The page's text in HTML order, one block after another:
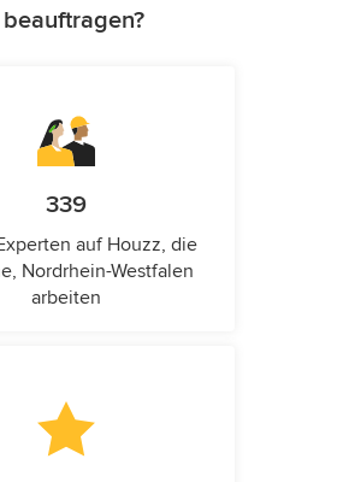
beauftragen?
339
auf Houzz, die
Nordrhein-Westfalen
arbeiten